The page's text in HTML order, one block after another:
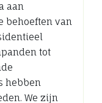
aan
behoeften van
tot
hebben
We zijn